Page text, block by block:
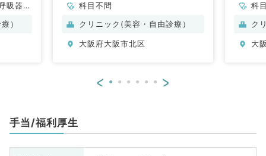
吸器外
科、循
）
科目不問
クリニック(美容・自由診療）
大阪府大阪市北区
科
ク
大
< >
手当/福利厚生